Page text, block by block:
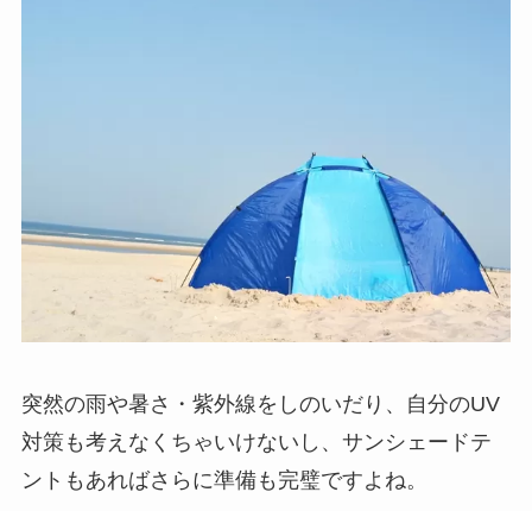
突然の雨や暑さ・紫外線をしのいだり、自分のUV
対策も考えなくちゃいけないし、サンシェードテ
ントもあればさらに準備も完璧ですよね。